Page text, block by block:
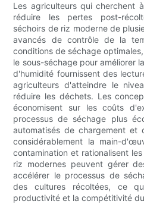
Les agriculteurs qui cherchent
réduire les pertes post-
séchoirs de riz moderne de
avancés de contrôle de la
conditions de séchage
le sous-séchage pour améliorer
d'humidité fournissent des
agriculteurs d'atteindre le
réduire les déchets. Les
économisent sur les coûts
processus de séchage plus
automatisés de chargement et
considérablement la main-
contamination et rationalisent
riz modernes peuvent gérer
accélérer le processus de
des cultures récoltées, ce
productivité et la compétitivité